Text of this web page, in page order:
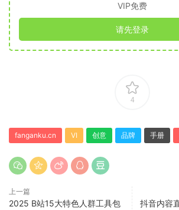
VIP免费
请先登录
4
fanganku.cn VI 创意 品牌 手册
上一篇
2025 B站15大特色人群工具包
抖音内容